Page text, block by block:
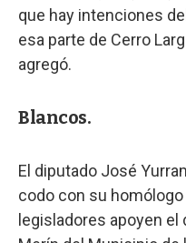
que hay intenciones
esa parte de Cerro
agregó.
Blancos.
El diputado José
codo con su
legisladores apoyen